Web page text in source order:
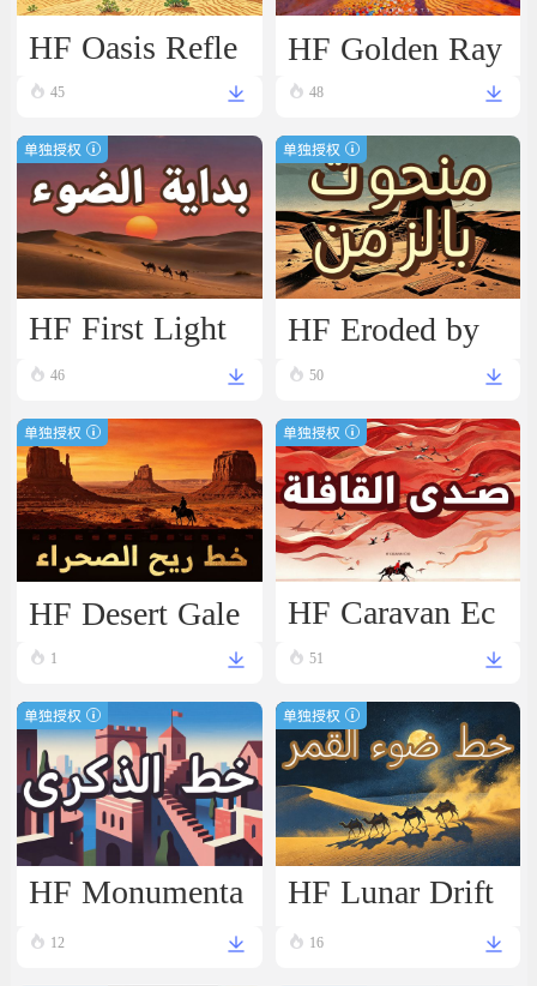
HF Oasis Refle
ctions
45
HF Golden Ray
s
48
单独授权
HF First Light
46
单独授权
HF Eroded by
Time
50
单独授权
HF Desert Gale
1
单独授权
HF Caravan Ec
ho
51
单独授权
HF Monumenta
l Script
12
单独授权
HF Lunar Drift
16